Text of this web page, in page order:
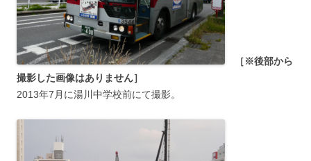
［※後部から
撮影した画像はありません］
2013年7月に湯川中学校前にて撮影。